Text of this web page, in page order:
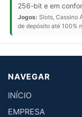
256-bit e em
Jogos: Slots, Cassino
de depósito até 100%
NAVEGAR
INÍCIO
EMPRESA